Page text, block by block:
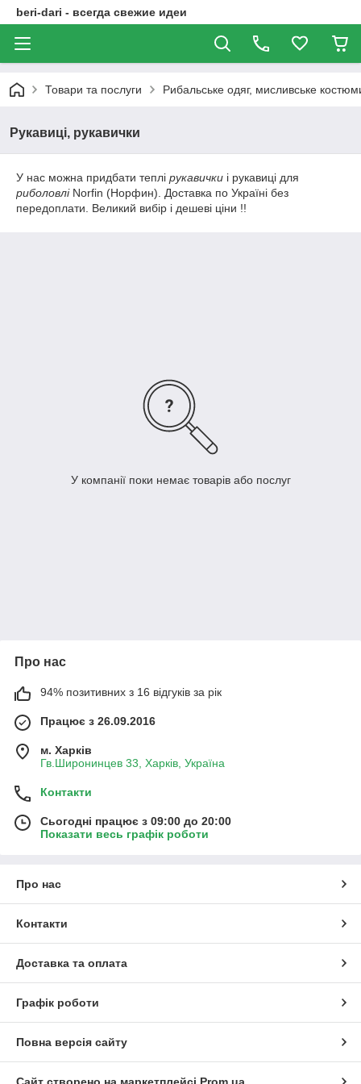
beri-dari - всегда свежие идеи
Товари та послуги Рибальське одяг, мисливське
Рукавиці, рукавички
У нас можна придбати теплі рукавички і рукавиці для
риболовліNorfin (Норфин). Доставка по Україні без
передоплати. Великий вибір і дешеві ціни !!
У компанії поки немає товарів або послуг
Про нас
94% позитивних з 16 відгуків за рік
Працює з 26.09.2016
м. Харків
Гв.Широнинцев 33, Харків, Україна
Контакти
Сьогодні працює з 09:00 до 20:00
Показати весь графік роботи
Про нас
Контакти
Доставка та оплата
Графік роботи
Повна версія сайту